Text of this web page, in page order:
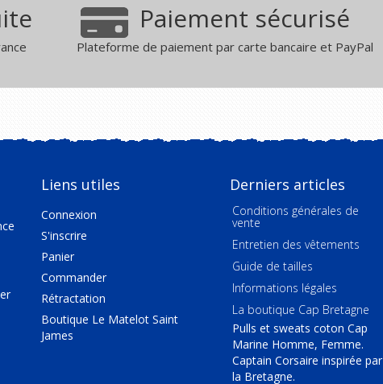
Paiement sécurisé
Plateforme de paiement par carte bancaire et PayPal
Liens utiles
Connexion
S'inscrire
Panier
Commander
Rétractation
Boutique Le Matelot Saint
James
Derniers articles
Conditions générales de
vente
Entretien des vêtements
Guide de tailles
Informations légales
La boutique Cap Bretagne
Pulls et sweats coton Cap
Marine Homme, Femme.
Captain Corsaire inspirée par
la Bretagne.